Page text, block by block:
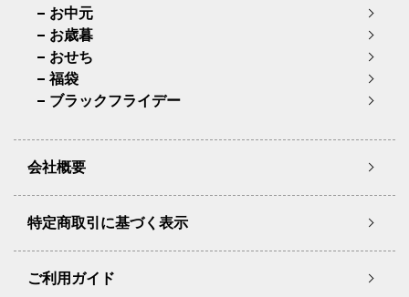
お中元
お歳暮
おせち
福袋
ブラックフライデー
会社概要
特定商取引に基づく表示
ご利用ガイド